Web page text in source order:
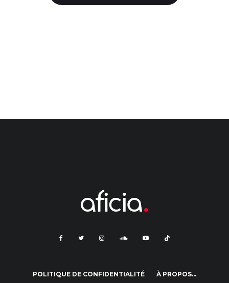
POLITIQUE DE CONFIDENTIALITÉ À PROPOS…